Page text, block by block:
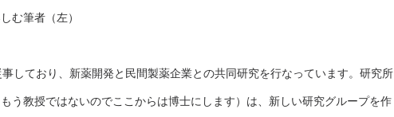
む筆者（左）
しており、新薬開発と民間製薬企業との共同研究を行なっています。研究所
う教授ではないのでここからは博士にします）は、新しい研究グループを作